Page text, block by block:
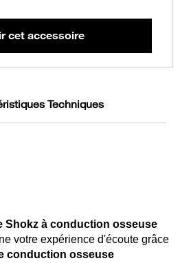
Techniques
Shokz à conduction osseuse
votre expérience d'écoute grâce
conduction osseuse